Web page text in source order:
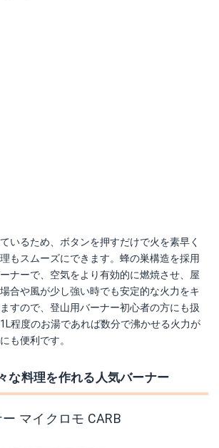
いるため、ボタンを押すだけで火を素早く
もスムーズにできます。蜂の巣構造を採用
ナーで、空気をより有効的に燃焼させ、屋
合や風が少し強い時でも安定的な火力をキ
すので、登山用バーナー初心者の方にも扱
程度のお湯であれば数分で沸かせる火力が
も便利です。
な料理を作れる人気バーナー
マイクロモ CARB